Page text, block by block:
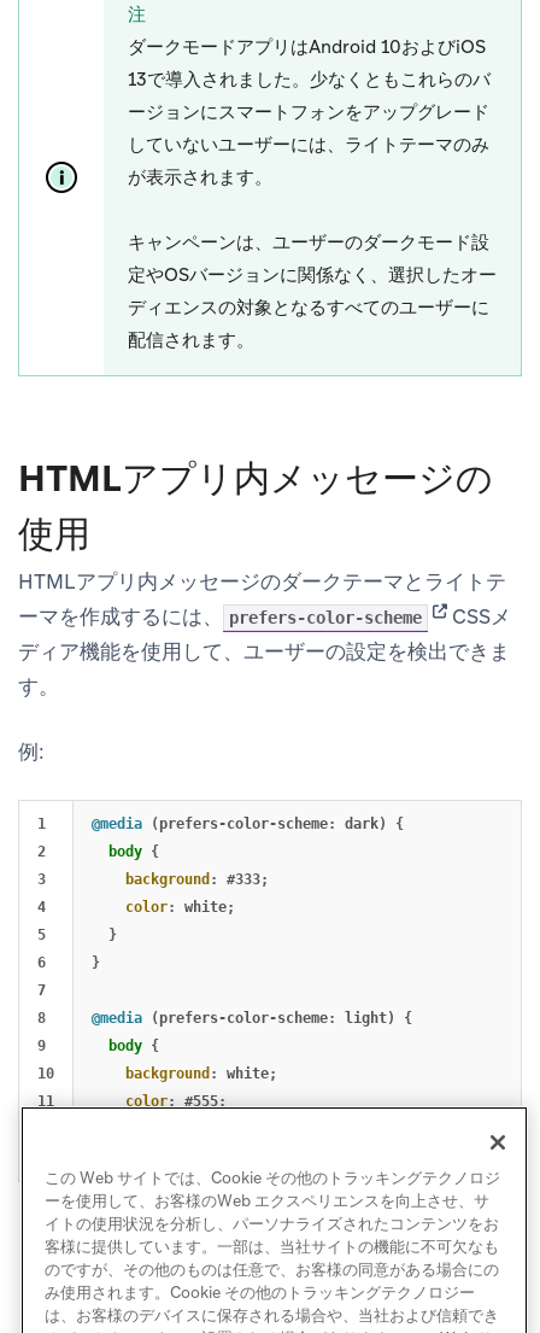
注
ダークモードアプリはAndroid 10およびiOS
13で導入されました。少なくともこれらのバ
ージョンにスマートフォンをアップグレード
していないユーザーには、ライトテーマのみ
が表示されます。
キャンペーンは、ユーザーのダークモード設
定やOSバージョンに関係なく、選択したオー
ディエンスの対象となるすべてのユーザーに
配信されます。
HTMLアプリ内メッセージの
使用
HTMLアプリ内メッセージのダークテーマとライトテ
ーマを作成するには、
prefers-color-scheme (opens in
CSSメ
ディア機能を使用して、ユーザーの設定を検出できま
す。
例:
1
2
3
4
5
6
7
8
9
10
11
@media ( prefers-color-scheme: dark)
{
body {
background : #333;
color: white;
}
}
@media ( prefers-color-scheme: light)
{
body {
background : white;
color: #555;
この Web サイトでは、Cookie その他のトラッキングテクノロジ
ーを使用して、お客様のWeb エクスペリエンスを向上させ、サ
イトの使用状況を分析し、パーソナライズされたコンテンツをお
客様に提供しています。一部は、当社サイトの機能に不可欠なも
のですが、その他のものは任意で、お客様の同意がある場合にの
み使用されます。Cookie その他のトラッキングテクノロジー
は、お客様のデバイスに保存される場合や、当社および信頼でき